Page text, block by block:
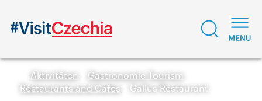
Aktivitäten
Gastronomic Tourism
Restaurants and Cafes
Gallus Restaurant